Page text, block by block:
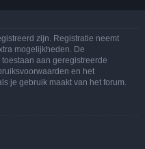
zijn. Registratie neemt
mogelijkheden. De
aan geregistreerde
en het
je gebruik maakt van het forum.